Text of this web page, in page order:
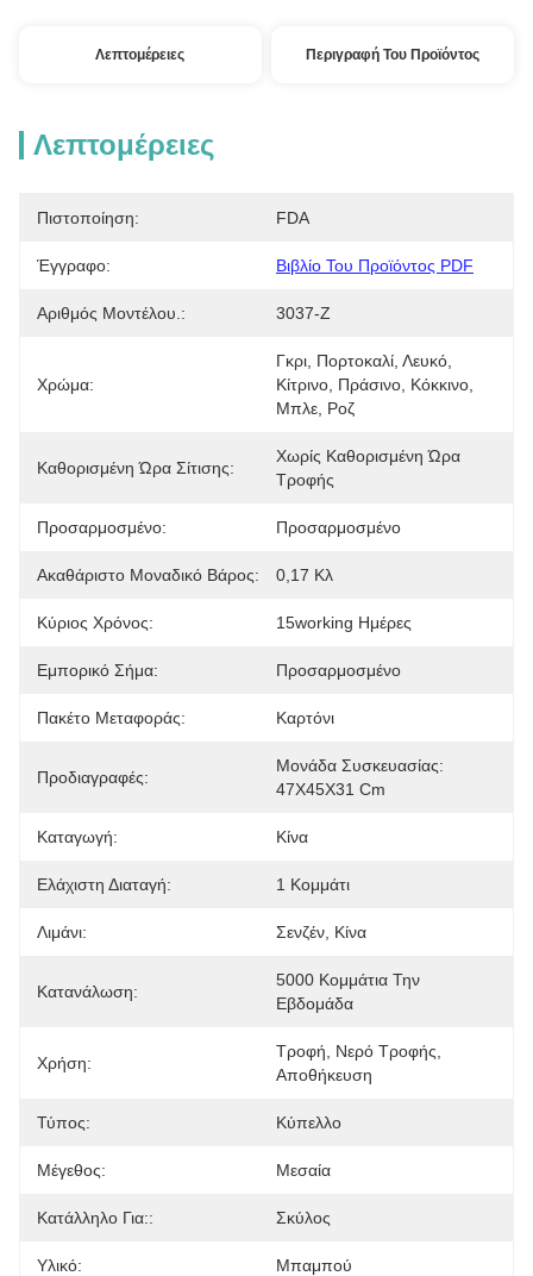
Λεπτομέρειες Περιγραφή Του Προϊόντος
Λεπτομέρειες
Πιστοποίηση: FDA
Έγγραφο: Βιβλίο Του Προϊόντος PDF
Αριθμός Μοντέλου.: 3037-Z
Χρώμα:
Γκρι, Πορτοκαλί, Λευκό,
Κίτρινο, Πράσινο, Κόκκινο,
Μπλε, Ροζ
Καθορισμένη Ώρα Σίτισης:
Χωρίς Καθορισμένη Ώρα
Τροφής
Προσαρμοσμένο: Προσαρμοσμένο
Ακαθάριστο Μοναδικό Βάρος: 0,17 Κλ
Κύριος Χρόνος: 15working Ημέρες
Εμπορικό Σήμα: Προσαρμοσμένο
Πακέτο Μεταφοράς: Καρτόνι
Προδιαγραφές:
Μονάδα Συσκευασίας:
47X45X31 Cm
Καταγωγή: Κίνα
Ελάχιστη Διαταγή: 1 Κομμάτι
Λιμάνι: Σενζέν, Κίνα
Κατανάλωση:
5000 Κομμάτια Την
Εβδομάδα
Χρήση:
Τροφή, Νερό Τροφής,
Αποθήκευση
Τύπος: Κύπελλο
Μέγεθος: Μεσαία
Κατάλληλο Για:: Σκύλος
Υλικό: Μπαμπού